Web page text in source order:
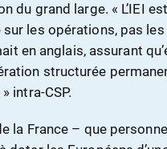
du grand large. « L’IEI
les opérations, pas
en anglais, assurant
structurée
intra-CSP.
la France – que